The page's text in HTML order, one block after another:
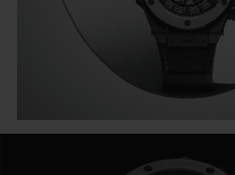
빅뱅
썸머 멀티 컬러 세라믹
빅뱅
피치 세라믹